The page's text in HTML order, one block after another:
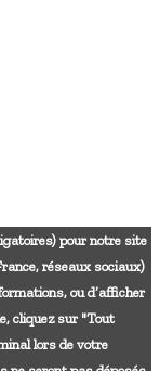
pour notre site
réseaux sociaux)
ou d’afficher
cliquez sur "Tout
lors de votre